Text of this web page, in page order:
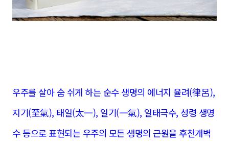
우주를 살아 숨 쉬게 하는 순수 생명의 에너지 율려(律呂),
지기(至氣), 태일(太一), 일기(一氣), 일태극수, 성령 생명
수 등으로 표현되는 우주의 모든 생명의 근원을 후천개벽